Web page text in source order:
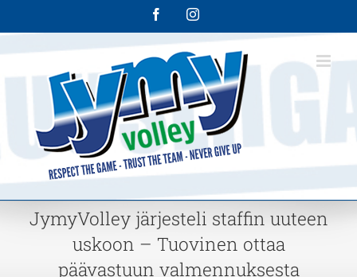
FacebookInstagram
JymyVolley järjesteli staffin uuteen
uskoon – Tuovinen ottaa
päävastuun valmennuksesta